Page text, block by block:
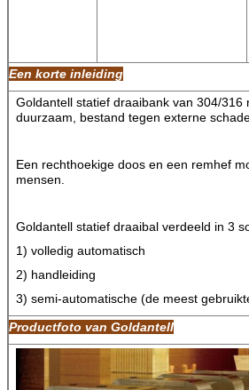
Een korte inleiding
Goldantell statief draaibank van 304/
duurzaam, bestand tegen externe
Een rechthoekige doos en een remhef
mensen.
Goldantell statief draaibal verdeeld in 3
1) volledig automatisch
2) handleiding
3) semi-automatische (de meest
Productfoto van Goldantell